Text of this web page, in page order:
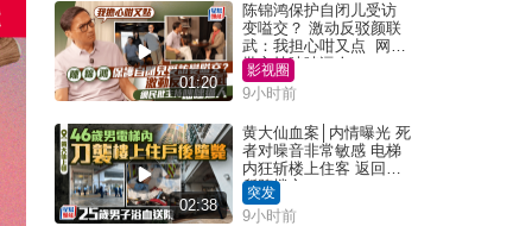
01:20
陈锦鸿保护自闭儿受访
变嗌交？ 激动反驳颜联
武：我担心咁又点 网民
批主持咄咄逼人
影视圈
9小时前
02:38
黄大仙血案│内情曝光 死
者对噪音非常敏感 电梯
内狂斩楼上住客 返回住
所堕楼亡
突发
9小时前